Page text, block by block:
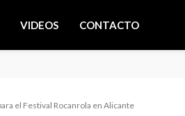
VIDEOS CONTACTO
el Festival Rocanrola en Alicante